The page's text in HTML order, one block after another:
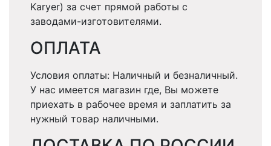
Karyer) за счет прямой работы с
заводами-изготовителями.
ОПЛАТА
Условия оплаты: Наличный и безналичный.
У нас имеется магазин где, Вы можете
приехать в рабочее время и заплатить за
нужный товар наличными.